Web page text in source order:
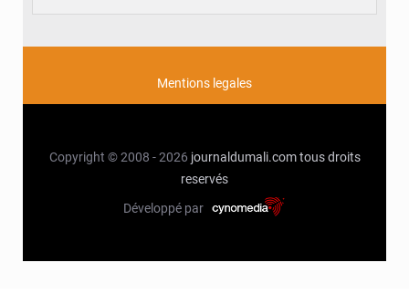
Mentions legales
Copyright © 2008 - 2026 journaldumali.com tous droits
reservés
Développé par